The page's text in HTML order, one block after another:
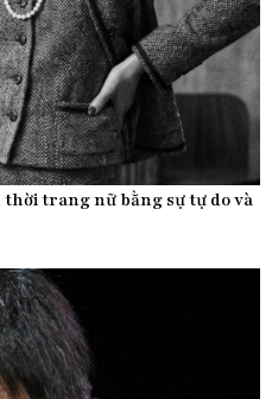
trang nữ bằng sự tự do và